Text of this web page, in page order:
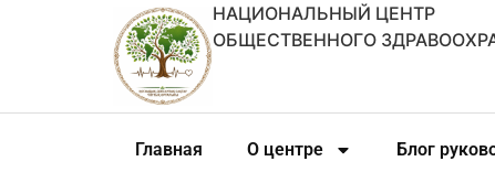
НАЦИОНАЛЬНЫЙ ЦЕНТР
ОБЩЕСТВЕННОГО
Главная О центре Блог